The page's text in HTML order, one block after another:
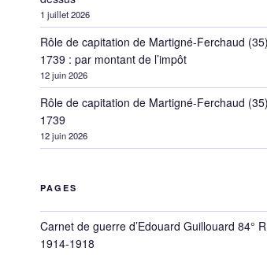
1 juillet 2026
Rôle de capitation de Martigné-Ferchaud
1739 : par montant de l’impôt
12 juin 2026
Rôle de capitation de Martigné-Ferchaud
1739
12 juin 2026
PAGES
Carnet de guerre d’Edouard Guillouard 84°
1914-1918